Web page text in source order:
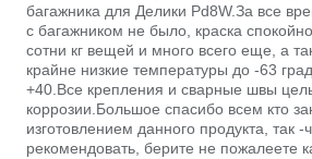
багажника для Делики Pd8W.За все
с багажником не было, краска
сотни кг вещей и много всего еще, а
крайне низкие температуры до -63
+40.Все крепления и сварные швы
коррозии.Большое спасибо всем кто
изготовлением данного продукта, так -
рекомендовать, берите не пожалеете